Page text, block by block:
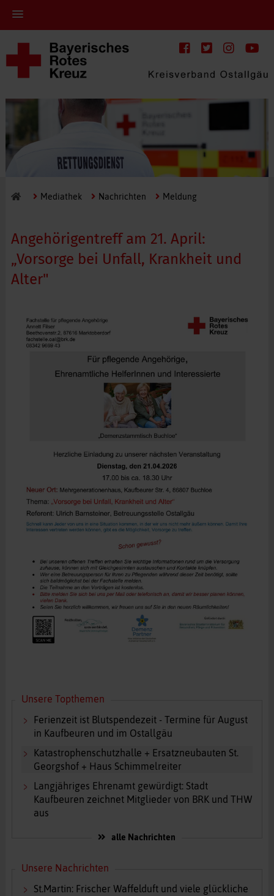
Mediathek Nachrichten Meldung
Angehörigentreff am 21. April:
„Vorsorge bei Unfall, Krankheit und
Alter"
Unsere Topthemen
Ferienzeit ist Blutspendezeit - Termine für August
in Kaufbeuren und im Ostallgäu
Katastrophenschutzhalle + Ersatzneubauten St.
Georgshof + Haus Schimmelreiter
Langjähriges Ehrenamt gewürdigt: Stadt
Kaufbeuren zeichnet Mitglieder von BRK und THW
aus
alle Nachrichten
Unsere Nachrichten
St.Martin: Frischer Waffelduft und viele glückliche